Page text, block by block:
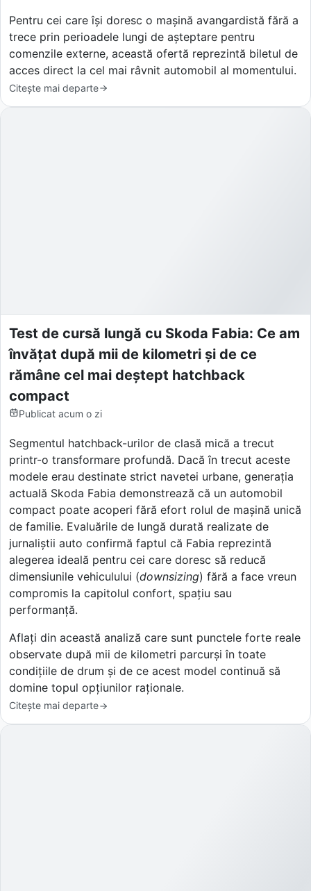
Pentru cei care își doresc o mașină avangardistă fără a
trece prin perioadele lungi de așteptare pentru
comenzile externe, această ofertă reprezintă biletul de
acces direct la cel mai râvnit automobil al momentului.
Citește mai departe
Test de cursă lungă cu Skoda Fabia: Ce am
învățat după mii de kilometri și de ce
rămâne cel mai deștept hatchback
compact
Publicat acum o zi
Segmentul hatchback-urilor de clasă mică a trecut
printr-o transformare profundă. Dacă în trecut aceste
modele erau destinate strict navetei urbane, generația
actuală Skoda Fabia demonstrează că un automobil
compact poate acoperi fără efort rolul de mașină unică
de familie. Evaluările de lungă durată realizate de
jurnaliștii auto confirmă faptul că Fabia reprezintă
alegerea ideală pentru cei care doresc să reducă
dimensiunile vehiculului (downsizing) fără a face vreun
compromis la capitolul confort, spațiu sau
performanță.
Aflați din această analiză care sunt punctele forte reale
observate după mii de kilometri parcurși în toate
condițiile de drum și de ce acest model continuă să
domine topul opțiunilor raționale.
Citește mai departe